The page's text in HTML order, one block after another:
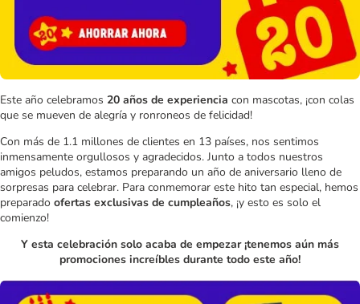
Este año celebramos 20 años de experiencia con mascotas, ¡con colas
que se mueven de alegría y ronroneos de felicidad!
Con más de 1.1 millones de clientes en 13 países, nos sentimos
inmensamente orgullosos y agradecidos. Junto a todos nuestros
amigos peludos, estamos preparando un año de aniversario lleno de
sorpresas para celebrar. Para conmemorar este hito tan especial, hemos
preparado ofertas exclusivas de cumpleaños, ¡y esto es solo el
comienzo!
Y esta celebración solo acaba de empezar ¡tenemos aún más
promociones increíbles durante todo este año!